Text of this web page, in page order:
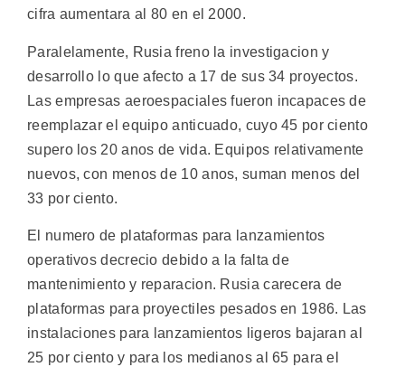
cifra aumentara al 80 en el 2000.
Paralelamente, Rusia freno la investigacion y
desarrollo lo que afecto a 17 de sus 34 proyectos.
Las empresas aeroespaciales fueron incapaces de
reemplazar el equipo anticuado, cuyo 45 por ciento
supero los 20 anos de vida. Equipos relativamente
nuevos, con menos de 10 anos, suman menos del
33 por ciento.
El numero de plataformas para lanzamientos
operativos decrecio debido a la falta de
mantenimiento y reparacion. Rusia carecera de
plataformas para proyectiles pesados en 1986. Las
instalaciones para lanzamientos ligeros bajaran al
25 por ciento y para los medianos al 65 para el